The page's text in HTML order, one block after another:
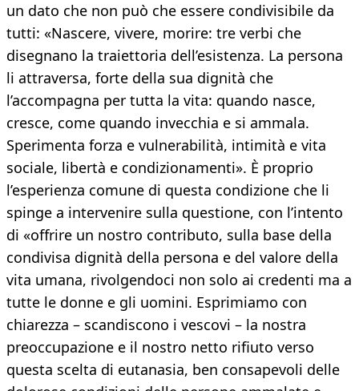
un dato che non può che essere condivisibile da
tutti: «Nascere, vivere, morire: tre verbi che
disegnano la traiettoria dell’esistenza. La persona
li attraversa, forte della sua dignità che
l’accompagna per tutta la vita: quando nasce,
cresce, come quando invecchia e si ammala.
Sperimenta forza e vulnerabilità, intimità e vita
sociale, libertà e condizionamenti». È proprio
l’esperienza comune di questa condizione che li
spinge a intervenire sulla questione, con l’intento
di «offrire un nostro contributo, sulla base della
condivisa dignità della persona e del valore della
vita umana, rivolgendoci non solo ai credenti ma a
tutte le donne e gli uomini. Esprimiamo con
chiarezza – scandiscono i vescovi – la nostra
preoccupazione e il nostro netto rifiuto verso
questa scelta di eutanasia, ben consapevoli delle